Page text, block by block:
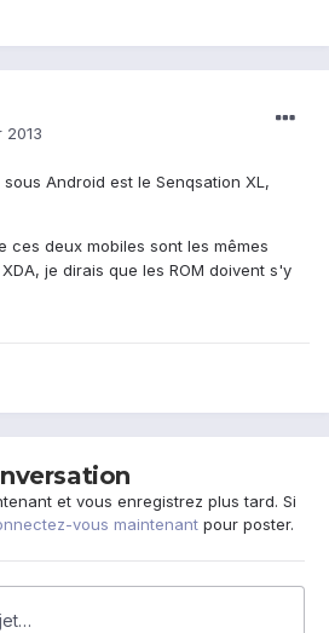
2013
Android est le Senqsation XL,
ces deux mobiles sont les mêmes
je dirais que les ROM doivent s'y
et vous enregistrez plus tard. Si
vous maintenant pour poster.